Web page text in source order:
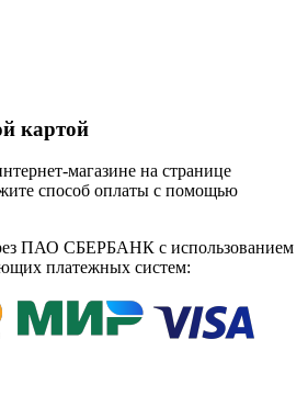
картой
магазине на странице
способ оплаты с помощью
ПАО СБЕРБАНК с использованием
платежных систем: